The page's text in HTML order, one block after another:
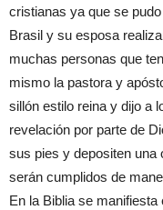
cristianas ya que se
Brasil y su esposa
muchas personas que
mismo la pastora y
sillón estilo reina y dijo a
revelación por parte de
sus pies y depositen una
serán cumplidos de
En la Biblia se